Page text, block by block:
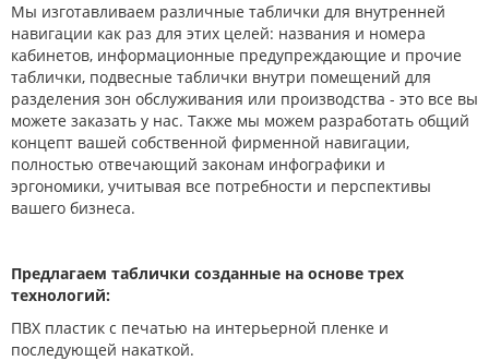
Мы изготавливаем различные таблички для внутренней
навигации как раз для этих целей: названия и номера
кабинетов, информационные предупреждающие и прочие
таблички, подвесные таблички внутри помещений для
разделения зон обслуживания или производства - это все вы
можете заказать у нас. Также мы можем разработать общий
концепт вашей собственной фирменной навигации,
полностью отвечающий законам инфографики и
эргономики, учитывая все потребности и перспективы
вашего бизнеса.
Предлагаем таблички созданные на основе трех
технологий:
ПВХ пластик с печатью на интерьерной пленке и
последующей накаткой.